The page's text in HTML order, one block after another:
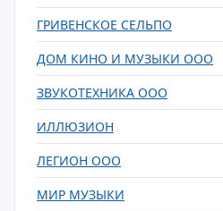
ГРИВЕНСКОЕ СЕЛЬПО
ДОМ КИНО И МУЗЫКИ ООО
ЗВУКОТЕХНИКА ООО
ИЛЛЮЗИОН
ЛЕГИОН ООО
МИР МУЗЫКИ